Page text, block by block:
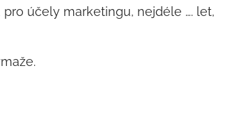
účely marketingu, nejdéle …. let,